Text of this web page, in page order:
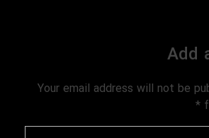
Add
Your email address will not be